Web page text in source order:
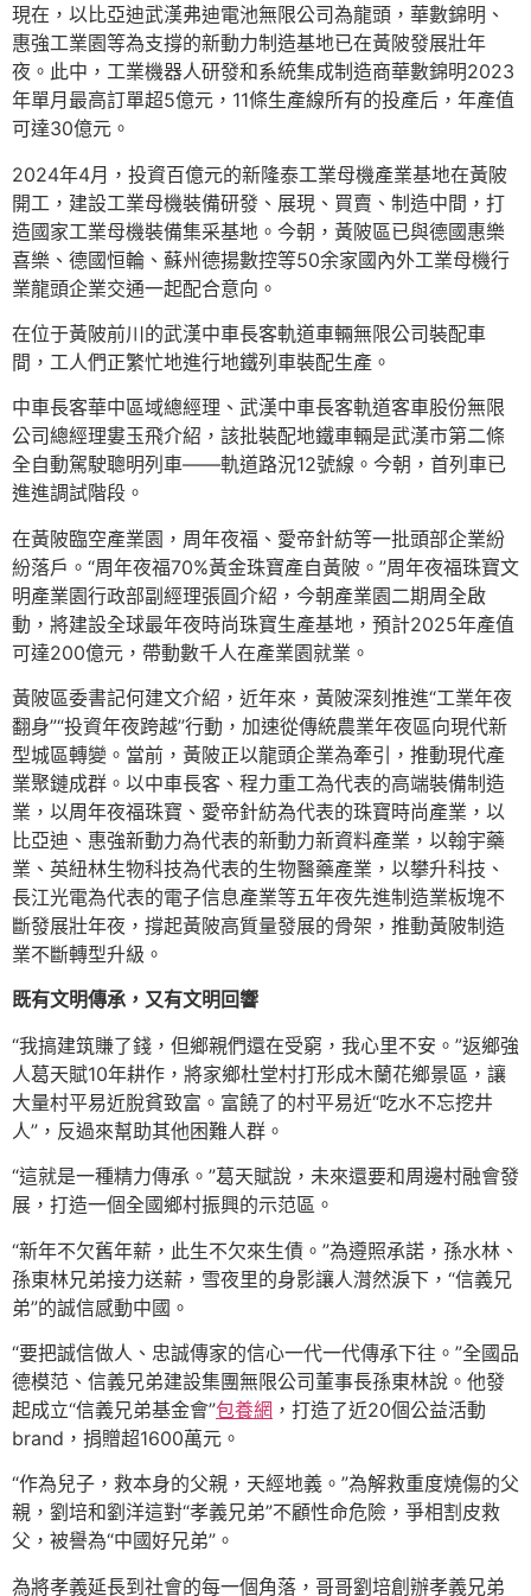
現在，以比亞迪武漢弗迪電池無限公司為龍頭，華數錦明、
惠強工業園等為支撐的新動力制造基地已在黃陂發展壯年
夜。此中，工業機器人研發和系統集成制造商華數錦明2023
年單月最高訂單超5億元，11條生產線所有的投產后，年產值
可達30億元。
2024年4月，投資百億元的新隆泰工業母機產業基地在黃陂
開工，建設工業母機裝備研發、展現、買賣、制造中間，打
造國家工業母機裝備集采基地。今朝，黃陂區已與德國惠樂
喜樂、德國恒輪、蘇州德揚數控等50余家國內外工業母機行
業龍頭企業交通一起配合意向。
在位于黃陂前川的武漢中車長客軌道車輛無限公司裝配車
間，工人們正繁忙地進行地鐵列車裝配生產。
中車長客華中區域總經理、武漢中車長客軌道客車股份無限
公司總經理婁玉飛介紹，該批裝配地鐵車輛是武漢市第二條
全自動駕駛聰明列車——軌道路況12號線。今朝，首列車已
進進調試階段。
在黃陂臨空產業園，周年夜福、愛帝針紡等一批頭部企業紛
紛落戶。“周年夜福70%黃金珠寶產自黃陂。”周年夜福珠寶文
明產業園行政部副經理張圓介紹，今朝產業園二期周全啟
動，將建設全球最年夜時尚珠寶生產基地，預計2025年產值
可達200億元，帶動數千人在產業園就業。
黃陂區委書記何建文介紹，近年來，黃陂深刻推進“工業年夜
翻身”“投資年夜跨越”行動，加速從傳統農業年夜區向現代新
型城區轉變。當前，黃陂正以龍頭企業為牽引，推動現代產
業聚鏈成群。以中車長客、程力重工為代表的高端裝備制造
業，以周年夜福珠寶、愛帝針紡為代表的珠寶時尚產業，以
比亞迪、惠強新動力為代表的新動力新資料產業，以翰宇藥
業、英紐林生物科技為代表的生物醫藥產業，以攀升科技、
長江光電為代表的電子信息產業等五年夜先進制造業板塊不
斷發展壯年夜，撐起黃陂高質量發展的骨架，推動黃陂制造
業不斷轉型升級。
既有文明傳承，又有文明回響
“我搞建筑賺了錢，但鄉親們還在受窮，我心里不安。”返鄉強
人葛天賦10年耕作，將家鄉杜堂村打形成木蘭花鄉景區，讓
大量村平易近脫貧致富。富饒了的村平易近“吃水不忘挖井
人”，反過來幫助其他困難人群。
“這就是一種精力傳承。”葛天賦說，未來還要和周邊村融會發
展，打造一個全國鄉村振興的示范區。
“新年不欠舊年薪，此生不欠來生債。”為遵照承諾，孫水林、
孫東林兄弟接力送薪，雪夜里的身影讓人潸然淚下，“信義兄
弟”的誠信感動中國。
“要把誠信做人、忠誠傳家的信心一代一代傳承下往。”全國品
德模范、信義兄弟建設集團無限公司董事長孫東林說。他發
起成立“信義兄弟基金會”包養網 ，打造了近20個公益活動
brand，捐贈超1600萬元。
“作為兒子，救本身的父親，天經地義。”為解救重度燒傷的父
親，劉培和劉洋這對“孝義兄弟”不顧性命危險，爭相割皮救
父，被譽為“中國好兄弟”。
為將孝義延長到社會的每一個角落，哥哥劉培創辦孝義兄弟